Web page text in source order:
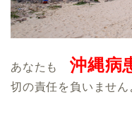
あなたも 沖縄病
切の責任を負いませ